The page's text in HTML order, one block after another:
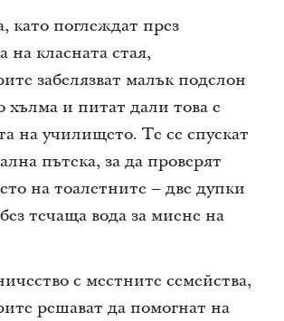
като поглеждат през
на класната стая,
забелязват малък подслон
хълма и питат дали това е
на училището. Те се спускат
пътека, за да проверят
на тоалетните – две дупки
течаща вода за миене на
с местните семейства,
решават да помогнат на